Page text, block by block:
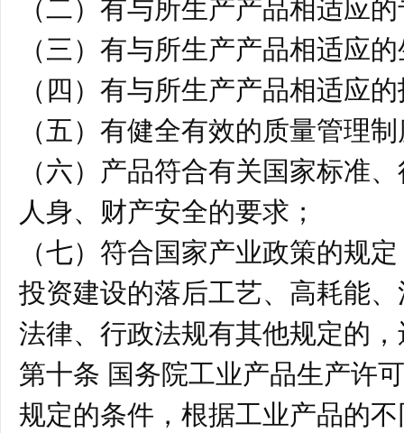
（三）有与所生产产品相适应
（四）有与所生产产品相适应
（五）有健全有效的质量管理
（六）产品符合有关国家标准
人身、财产安全的要求；
（七）符合国家产业政策的规
投资建设的落后工艺、高耗能
法律、行政法规有其他规定的
第十条 国务院工业产品生产许
规定的条件，根据工业产品的